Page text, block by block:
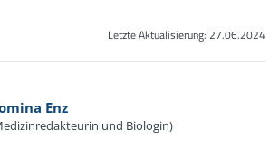
Letzte Aktualisierung: 27.06.2024
Enz
und Biologin)